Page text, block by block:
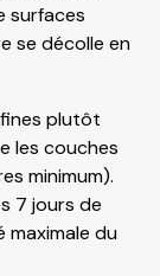
surfaces
se décolle en
plutôt
les couches
minimum).
7 jours de
du